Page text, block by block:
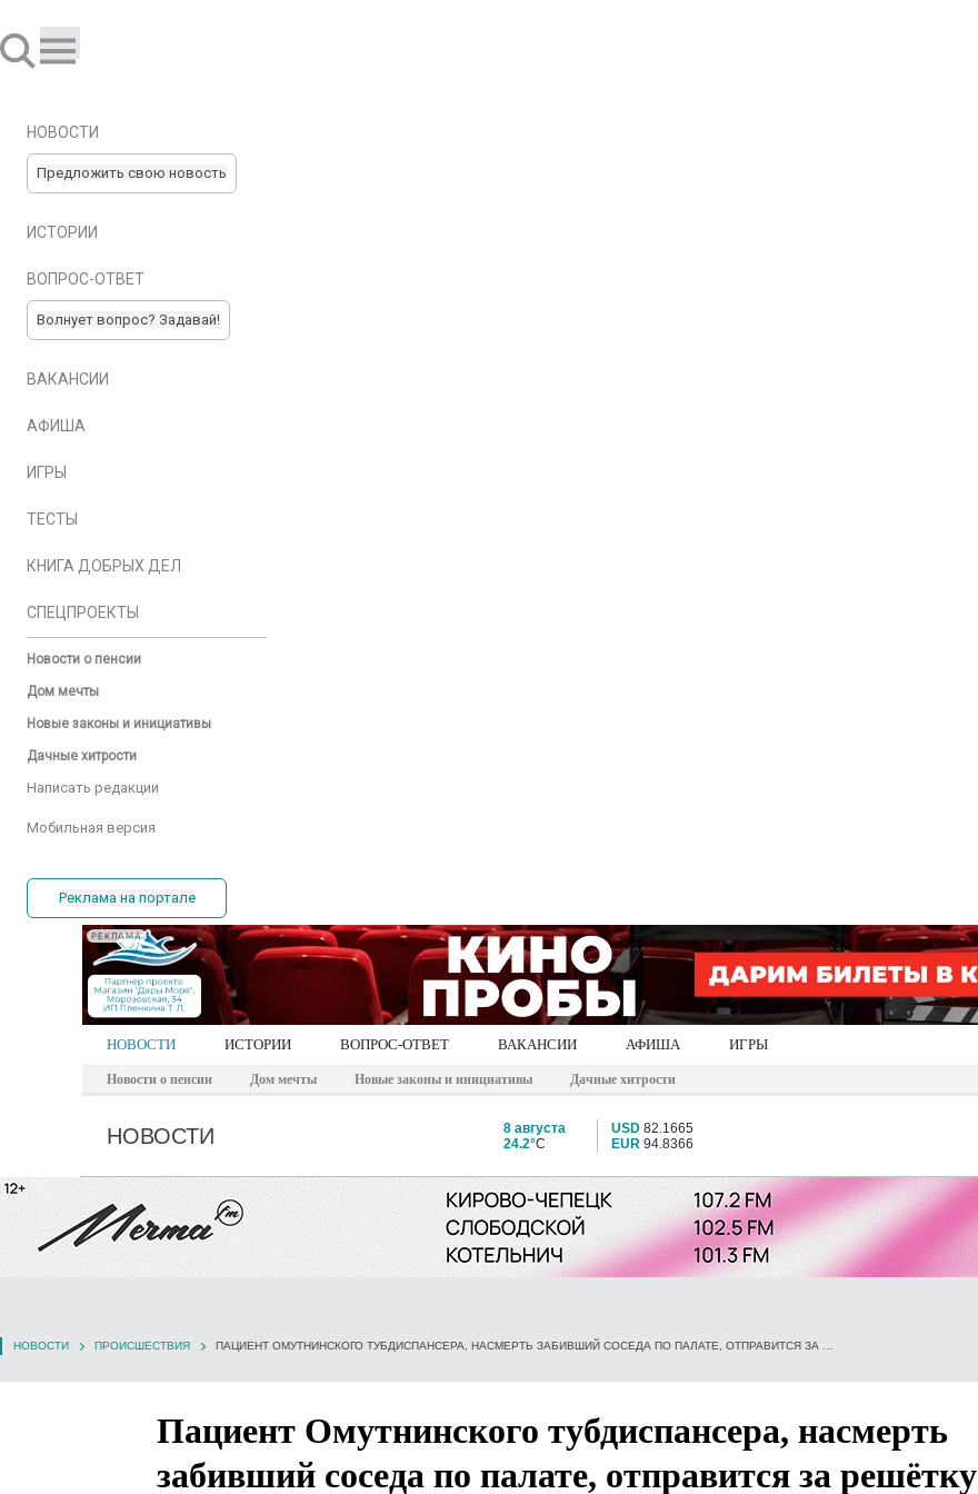
НОВОСТИ
Предложить свою новость
ИСТОРИИ
ВОПРОС-ОТВЕТ
Волнует вопрос? Задавай!
ВАКАНСИИ
АФИША
ИГРЫ
ТЕСТЫ
КНИГА ДОБРЫХ ДЕЛ
СПЕЦПРОЕКТЫ
Новости о пенсии
Дом мечты
Новые законы и инициативы
Дачные хитрости
Написать редакции
Мобильная версия
Реклама на портале
РЕКЛАМА
НОВОСТИ ИСТОРИИ ВОПРОС-ОТВЕТ ВАКАНСИИ АФИША ИГРЫ
Новости о пенсии Дом мечты Новые законы и инициативы Дачные хитрости
НОВОСТИ
8 августа
24.2°C
USD 82.1665
EUR 94.8366
НОВОСТИ ПРОИСШЕСТВИЯ
Пациент Омутнинского тубдиспансера, насмерть
забивший соседа по палате, отправится за решётку